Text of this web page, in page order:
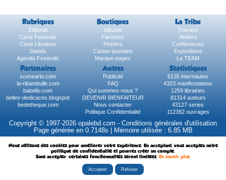
Rubriques Boutiques La Tribu
Éditorial Albums
Travaux
Carte Festivals
Fanzines
Ateliers
Carte Libraires
Posters
Conférences
Stands
Cartes-postales
Expositions
Agenda Festivals
Marque-pages La TEAM
Partenaires Autres Statistiques
sceneario.com Publicité
6135 internautes
la-ribambulle.com
FAQ
4323 manifestations
babelio.com
Qui sommes-nous ?
1259 librairies
belles-dedicaces.blogspot
DEVENIR BIENFAITEUR
81314 auteurs
bedetheque.com
Nous contacter
43127 series
Politique Confidentialité
112382 ouvrages
Copyright © 1997-2026 opalebd.com - Conditions générales d'utilisation
Page générée en 0.7148s | Mémoire utilisée : 6.85 MB
Nous utilisons des cookies pour améliorer votre expérience. En acceptant, vous acceptez notre
politique de confidentialité et pourrez créer un compte.
Sans accepter, certaines fonctionnalités seront limitées. En savoir plus.
Accepter Refuser